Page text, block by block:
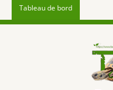
Tableau de bord